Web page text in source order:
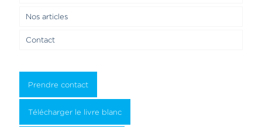
Nos articles
Contact
Prendre contact
Télécharger le livre blanc